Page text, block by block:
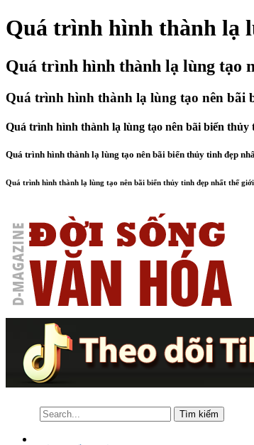
Quá trình hình thành lạ
Quá trình hình thành lạ lùng tạo
Quá trình hình thành lạ lùng tạo nên bãi
Quá trình hình thành lạ lùng tạo nên bãi biển thủy
Quá trình hình thành lạ lùng tạo nên bãi biển thủy tinh đẹp
Quá trình hình thành lạ lùng tạo nên bãi biển thủy tinh đẹp nhất thế giới